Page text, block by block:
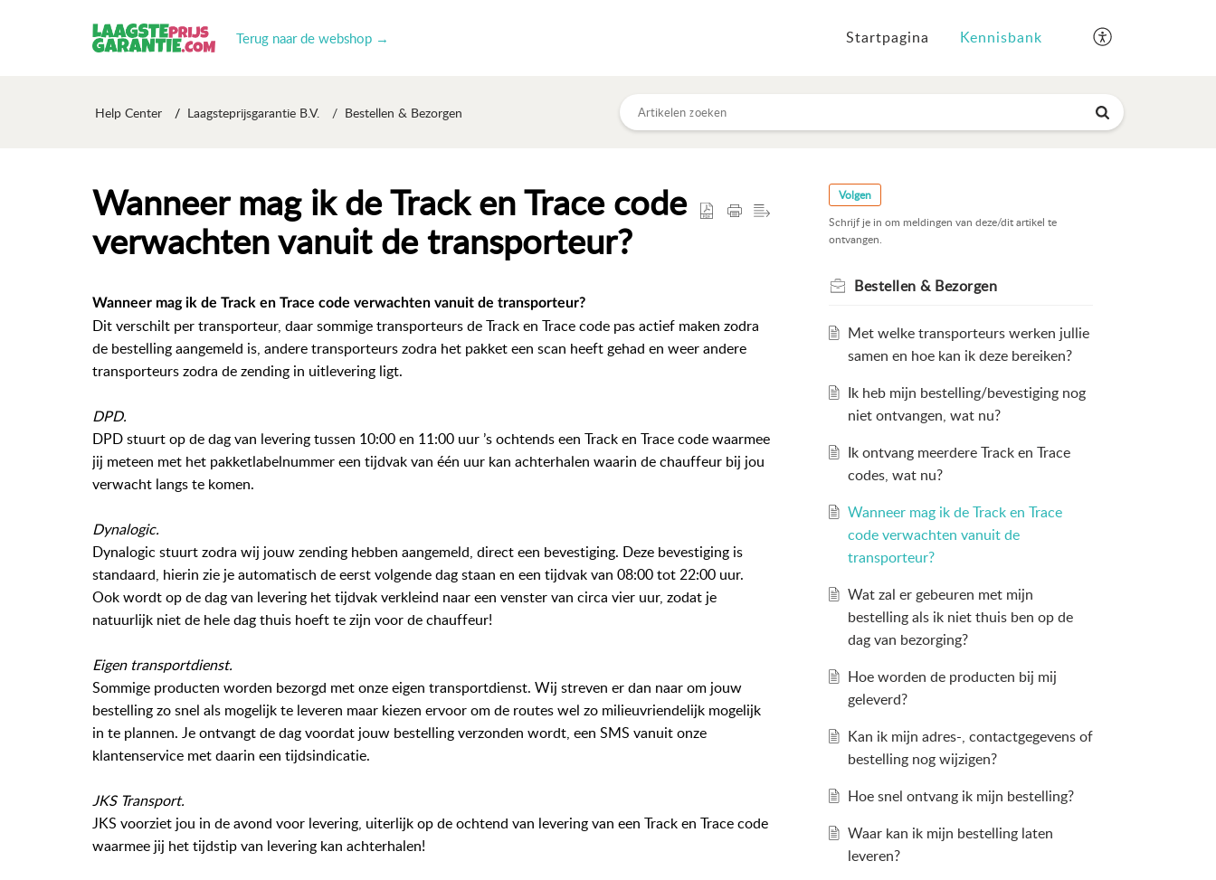
Terug naar de webshop → Startpagina Kennisbank
Help Center Laagsteprijsgarantie B.V. Bestellen & Bezorgen
Wanneer mag ik de Track en Trace code
verwachten vanuit de transporteur?
Wanneer mag ik de Track en Trace code verwachten vanuit de transporteur?
Dit verschilt per transporteur, daar sommige transporteurs de Track en Trace code pas actief maken zodra
de bestelling aangemeld is, andere transporteurs zodra het pakket een scan heeft gehad en weer andere
transporteurs zodra de zending in uitlevering ligt.
DPD.
DPD stuurt op de dag van levering tussen 10:00 en 11:00 uur ’s ochtends een Track en Trace code waarmee
jij meteen met het pakketlabelnummer een tijdvak van één uur kan achterhalen waarin de chauffeur bij jou
verwacht langs te komen.
Dynalogic.
Dynalogic stuurt zodra wij jouw zending hebben aangemeld, direct een bevestiging. Deze bevestiging is
standaard, hierin zie je automatisch de eerst volgende dag staan en een tijdvak van 08:00 tot 22:00 uur.
Ook wordt op de dag van levering het tijdvak verkleind naar een venster van circa vier uur, zodat je
natuurlijk niet de hele dag thuis hoeft te zijn voor de chauffeur!
Eigen transportdienst.
Sommige producten worden bezorgd met onze eigen transportdienst. Wij streven er dan naar om jouw
bestelling zo snel als mogelijk te leveren maar kiezen ervoor om de routes wel zo milieuvriendelijk mogelijk
in te plannen. Je ontvangt de dag voordat jouw bestelling verzonden wordt, een SMS vanuit onze
klantenservice met daarin een tijdsindicatie.
JKS Transport.
JKS voorziet jou in de avond voor levering, uiterlijk op de ochtend van levering van een Track en Trace code
waarmee jij het tijdstip van levering kan achterhalen!
Volgen
Schrijf je in om meldingen van deze/dit artikel te
ontvangen.
Bestellen & Bezorgen
Met welke transporteurs werken jullie
samen en hoe kan ik deze bereiken?
Ik heb mijn bestelling/bevestiging nog
niet ontvangen, wat nu?
Ik ontvang meerdere Track en Trace
codes, wat nu?
Wanneer mag ik de Track en Trace
code verwachten vanuit de
transporteur?
Wat zal er gebeuren met mijn
bestelling als ik niet thuis ben op de
dag van bezorging?
Hoe worden de producten bij mij
geleverd?
Kan ik mijn adres-, contactgegevens of
bestelling nog wijzigen?
Hoe snel ontvang ik mijn bestelling?
Waar kan ik mijn bestelling laten
leveren?